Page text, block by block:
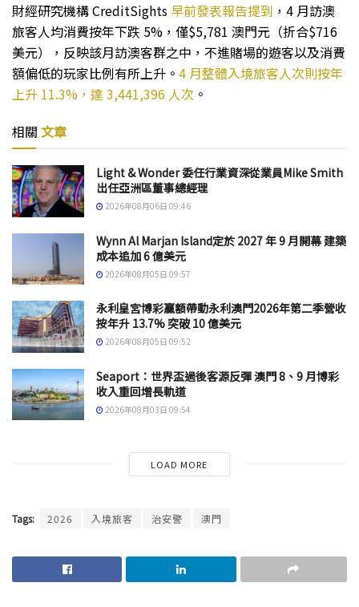
財經研究機構 CreditSights 早前發表報告提到 ，4 月訪澳
旅客人均消費按年下跌 5%，僅$5,781 澳門元（折合$716
美元），反映該月訪澳客群之中，不進賭場的遊客以及消費
額偏低的玩家比例有所上升。 4 月整體入境旅客人次則按年
上升 11.3%，達 3,441,396 人次 。
相關 文章
Light & Wonder 委任行業資深從業員Mike Smith
出任亞洲區董事總經理
2026年08月06日 09:46
Wynn Al Marjan Island定於 2027 年 9 月開幕 建築
成本追加 6 億美元
2026年08月05日 09:57
永利皇宮博彩贏額帶動永利澳門2026年第二季營收
按年升 13.7% 突破 10 億美元
2026年08月05日 09:52
Seaport：世界盃過後客源反彈 澳門 8、9 月博彩
收入重回增長軌道
2026年08月03日 09:54
LOAD MORE
Tags: 2026 入境旅客 治安警 澳門